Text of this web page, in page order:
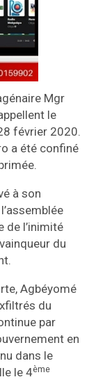
Mgr
le
février 2020.
a été confiné
à son
de l’inimité
du
Agbéyomé
du
par
en
dans le
le 4ème